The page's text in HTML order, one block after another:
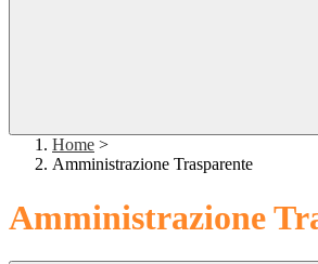
Home >
Amministrazione Trasparente
Amministrazione